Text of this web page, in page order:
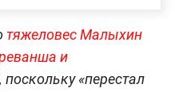
тяжеловес Малыхин
и
поскольку «перестал